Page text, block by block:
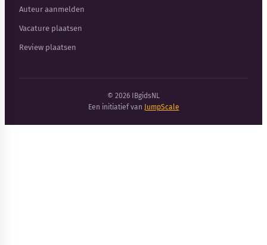
Auteur aanmelden
Vacature plaatsen
Review plaatsen
© 2026 IBgidsNL
Een initiatief van JumpScale